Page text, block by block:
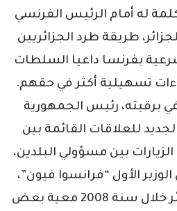
له أمام الرئيس الفرنسي
طريقة طرد الجزائريين
بفرنسا داعيا السلطات
تسهيلية أكثر في حقهم.
برقيته، رئيس الجمهورية
للعلاقات القائمة بين
بين مسؤولي البلدين،
الأول “فرانسوا فيون”،
سيقوم بزيارة إلى الجزائر خلال سنة 2008 معية بعض